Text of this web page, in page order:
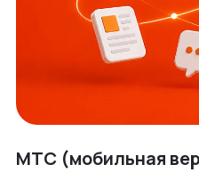
МТС (мобильная